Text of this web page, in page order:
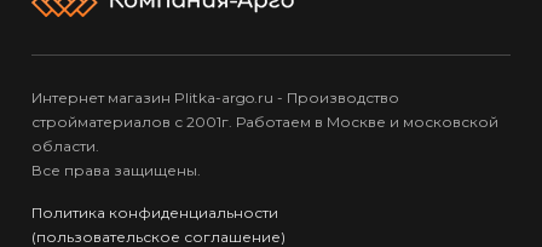
Интернет магазин Plitka-argo.ru - Производство
стройматериалов с 2001г. Работаем в Москве и московской
области.
Все права защищены.
Политика конфиденциальности
(пользовательское соглашение)